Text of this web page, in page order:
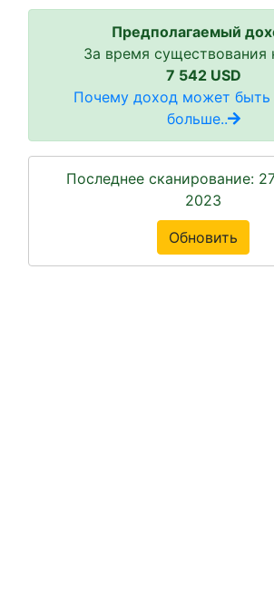
Предполагаемый
За время существования
7 542 USD
Почему доход может быть
больше..
Последнее сканирование:
2023
Обновить